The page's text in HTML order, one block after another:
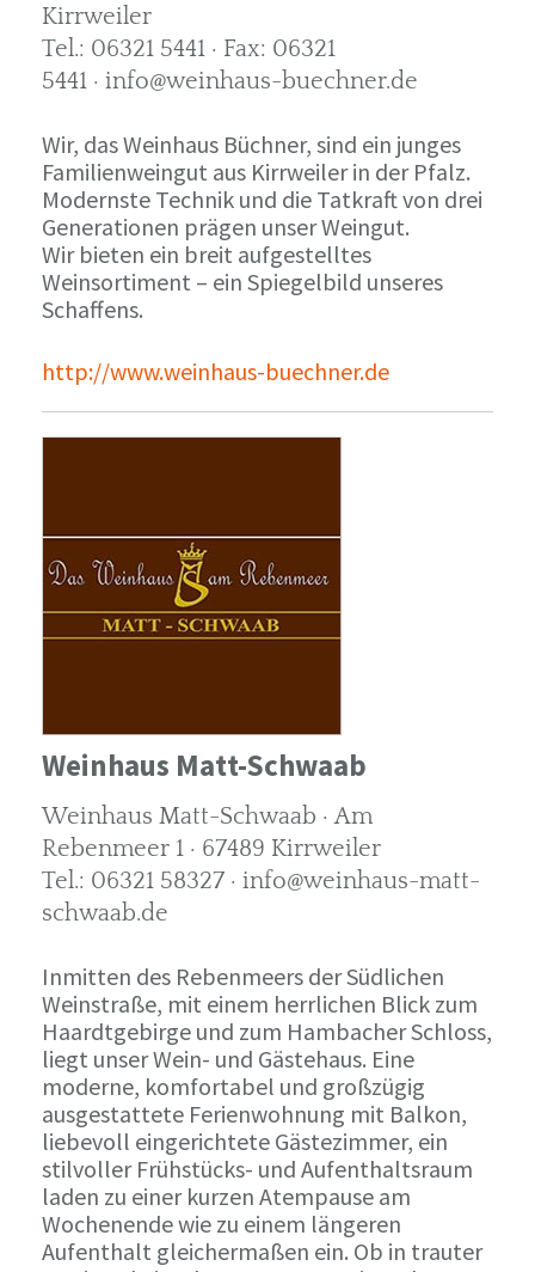
Kirrweiler
Tel.: 06321 5441 · Fax: 06321
5441 · info@weinhaus-buechner.de
Wir, das Weinhaus Büchner, sind ein junges
Familienweingut aus Kirrweiler in der Pfalz.
Modernste Technik und die Tatkraft von drei
Generationen prägen unser Weingut.
Wir bieten ein breit aufgestelltes
Weinsortiment – ein Spiegelbild unseres
Schaffens.
http://www.weinhaus-buechner.de
Weinhaus Matt-Schwaab
Weinhaus Matt-Schwaab · Am
Rebenmeer 1 · 67489 Kirrweiler
Tel.: 06321 58327 · info@weinhaus-matt-
schwaab.de
Inmitten des Rebenmeers der Südlichen
Weinstraße, mit einem herrlichen Blick zum
Haardtgebirge und zum Hambacher Schloss,
liegt unser Wein- und Gästehaus. Eine
moderne, komfortabel und großzügig
ausgestattete Ferienwohnung mit Balkon,
liebevoll eingerichtete Gästezimmer, ein
stilvoller Frühstücks- und Aufenthaltsraum
laden zu einer kurzen Atempause am
Wochenende wie zu einem längeren
Aufenthalt gleichermaßen ein. Ob in trauter